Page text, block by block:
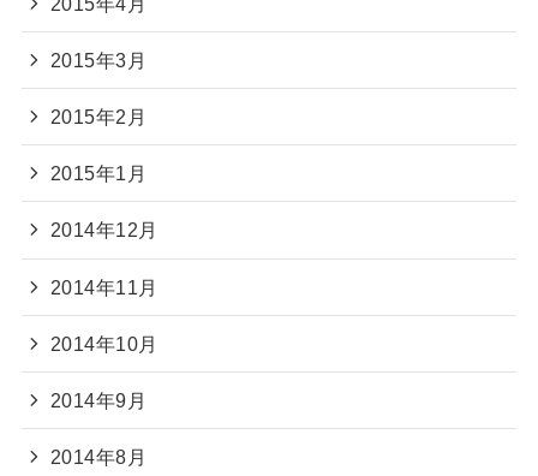
2015年3月
2015年2月
2015年1月
2014年12月
2014年11月
2014年10月
2014年9月
2014年8月